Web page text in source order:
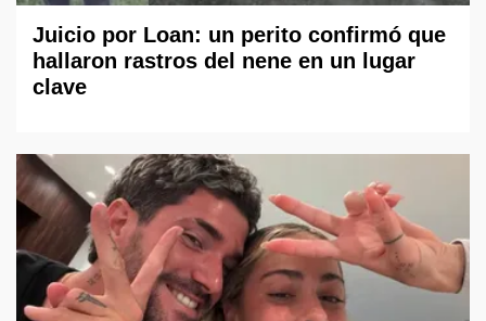
Juicio por Loan: un perito confirmó que
hallaron rastros del nene en un lugar
clave